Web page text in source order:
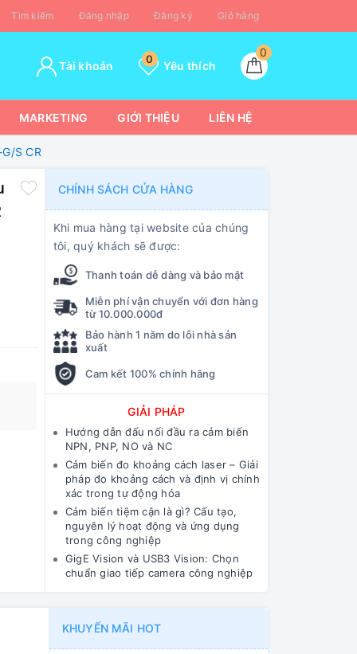
Tìm kiếm Đăng nhập Đăng ký Giỏ hàng
0
Yêu thích
0
Tài khoản
MARKETING GIỚI THIỆU LIÊN HỆ
S CR
CHÍNH SÁCH CỬA HÀNG
Khi mua hàng tại website của chúng
tôi, quý khách sẽ được:
Thanh toán dễ dàng và bảo mật
Miễn phí vận chuyển với đơn hàng
từ 10.000.000đ
Bảo hành 1 năm do lỗi nhà sản
xuất
Cam kết 100% chính hãng
GIẢI PHÁP
Hướng dẫn đấu nối đầu ra cảm biến
NPN, PNP, NO và NC
Cảm biến đo khoảng cách laser – Giải
pháp đo khoảng cách và định vị chính
xác trong tự động hóa
Cảm biến tiệm cận là gì? Cấu tạo,
nguyên lý hoạt động và ứng dụng
trong công nghiệp
GigE Vision và USB3 Vision: Chọn
chuẩn giao tiếp camera công nghiệp
KHUYẾN MÃI HOT